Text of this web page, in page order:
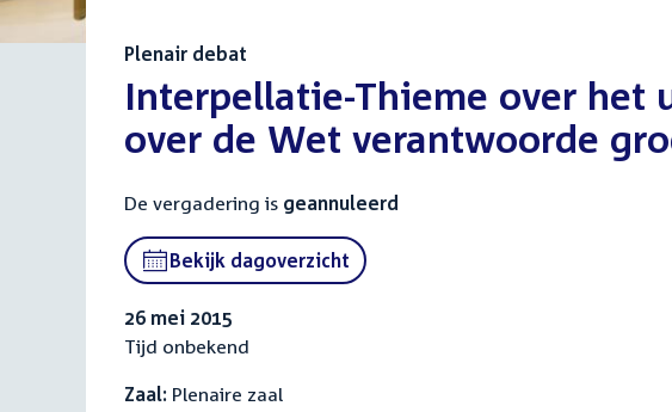
Plenair debat
:Interpellatie-Thieme over het
over de Wet verantwoorde
De vergadering is geannuleerd
Bekijk dagoverzicht
26 mei 2015
Tijd onbekend
Zaal: Plenaire zaal